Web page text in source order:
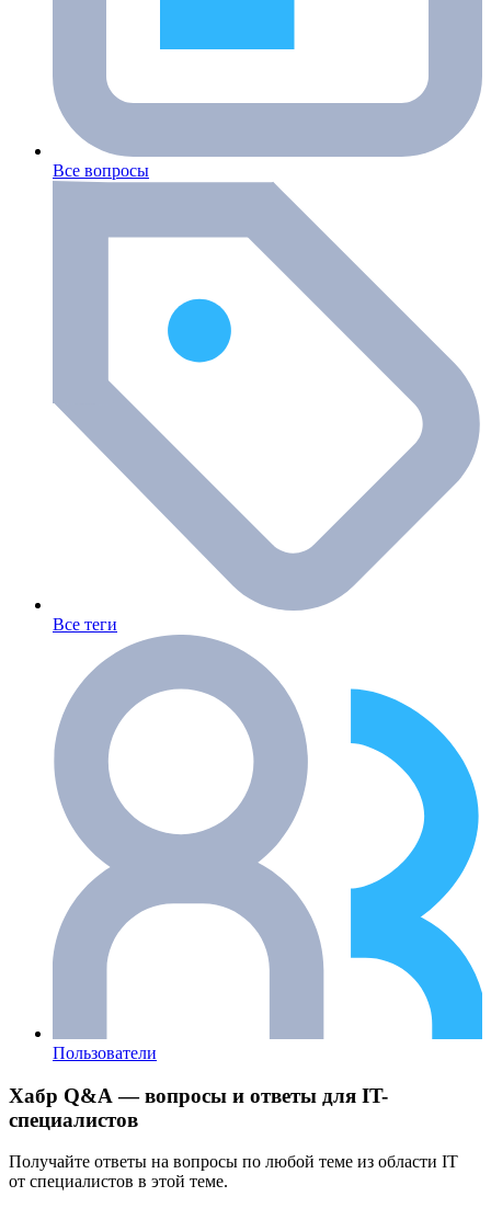
Все вопросы
Все теги
Пользователи
Хабр Q&A — вопросы и ответы для IT-
специалистов
Получайте ответы на вопросы по любой теме из области IT
от специалистов в этой теме.